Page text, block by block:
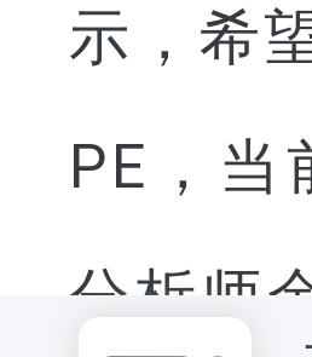
示，希
PE，
分析师